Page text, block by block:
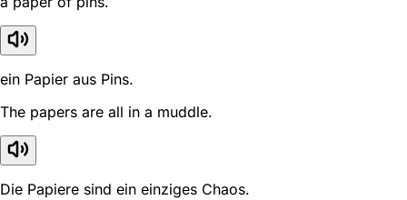
ein Papier aus Pins.
The papers are all in a muddle.
Die Papiere sind ein einziges Chaos.